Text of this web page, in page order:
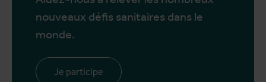
nouveaux défis sanitaires dans le
monde.
Je participe